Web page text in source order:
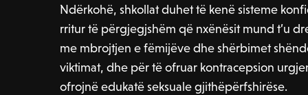
Ndërkohë, shkollat ​​duhet të kenë sisteme
rritur të përgjegjshëm që nxënësit mund t’u
me mbrojtjen e fëmijëve dhe shërbimet
viktimat, dhe për të ofruar kontracepsion
ofrojnë edukatë seksuale gjithëpërfshirëse.